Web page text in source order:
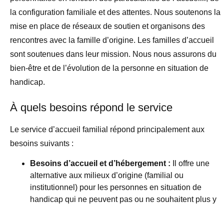
la configuration familiale et des attentes. Nous soutenons la
mise en place de réseaux de soutien et organisons des
rencontres avec la famille d’origine. Les familles d’accueil
sont soutenues dans leur mission. Nous nous assurons du
bien-être et de l’évolution de la personne en situation de
handicap.
À quels besoins répond le service
Le service d’accueil familial répond principalement aux
besoins suivants :
Besoins d’accueil et d’hébergement : Il offre une
alternative aux milieux d’origine (familial ou
institutionnel) pour les personnes en situation de
handicap qui ne peuvent pas ou ne souhaitent plus y